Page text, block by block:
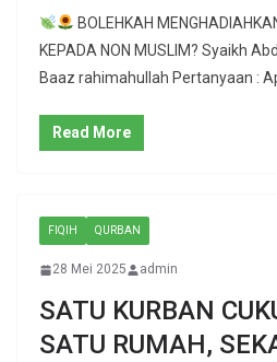
BOLEHKAH
KEPADA NON MUSLIM? Syaikh
Baaz rahimahullah Pertanyaan :
Read More
FIQIH QURBAN
28 Mei 2025 admin
SATU KURBAN
SATU RUMAH,